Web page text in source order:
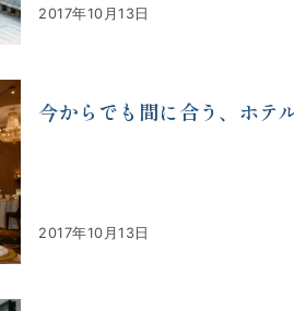
2017年10月13日
今からでも間に合う、ホテ
2017年10月13日